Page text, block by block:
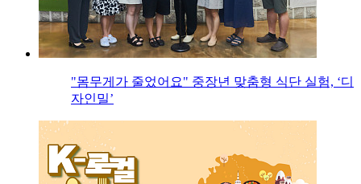
"몸무게가 줄었어요" 중장년 맞춤형 식단 실험, ‘디
자인밀’